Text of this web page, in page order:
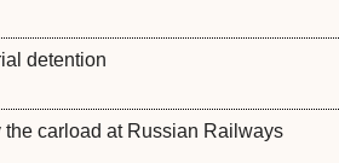
detention
the carload at Russian Railways